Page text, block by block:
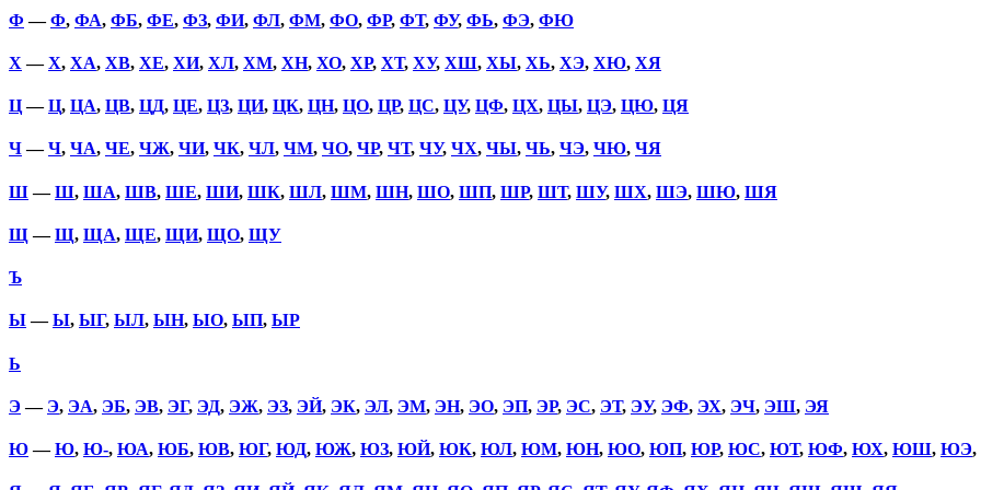
Ф —Ф, ФА, ФБ, ФЕ, ФЗ, ФИ, ФЛ, ФМ, ФО, ФР, ФТ, ФУ, ФЬ, ФЭ, ФЮ
Х —Х, ХА, ХВ, ХЕ, ХИ, ХЛ, ХМ, ХН, ХО, ХР, ХТ, ХУ, ХШ, ХЫ, ХЬ, ХЭ, ХЮ, ХЯ
Ц—Ц, ЦА, ЦВ, ЦД, ЦЕ, ЦЗ, ЦИ, ЦК, ЦН, ЦО, ЦР, ЦС, ЦУ, ЦФ, ЦХ, ЦЫ, ЦЭ, ЦЮ, ЦЯ
Ч—Ч, ЧА, ЧЕ, ЧЖ, ЧИ, ЧК, ЧЛ, ЧМ, ЧО, ЧР, ЧТ, ЧУ, ЧХ, ЧЫ, ЧЬ, ЧЭ, ЧЮ, ЧЯ
Ш—Ш, ША, ШВ, ШЕ, ШИ, ШК, ШЛ, ШМ, ШН, ШО, ШП, ШР, ШТ, ШУ, ШХ, ШЭ, ШЮ, ШЯ
Щ —Щ, ЩА, ЩЕ, ЩИ, ЩО, ЩУ
Ъ
Ы—Ы, ЫГ, ЫЛ, ЫН, ЫО, ЫП, ЫР
Ь
Э— Э, ЭА, ЭБ, ЭВ, ЭГ, ЭД, ЭЖ, ЭЗ, ЭЙ, ЭК, ЭЛ, ЭМ, ЭН, ЭО, ЭП, ЭР, ЭС, ЭТ, ЭУ, ЭФ, ЭХ, ЭЧ, ЭШ, ЭЯ
Ю—Ю, Ю-, ЮА, ЮБ, ЮВ, ЮГ, ЮД, ЮЖ, ЮЗ, ЮЙ, ЮК, ЮЛ, ЮМ, ЮН, ЮО, ЮП, ЮР, ЮС, ЮТ, ЮФ, ЮХ, ЮШ, ЮЭ,